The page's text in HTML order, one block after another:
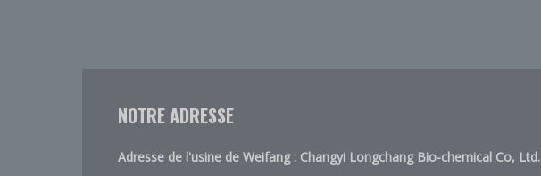
NOTRE ADRESSE
Adresse de l'usine de Weifang : Changyi Longchang Bio-chemical Co, Ltd.